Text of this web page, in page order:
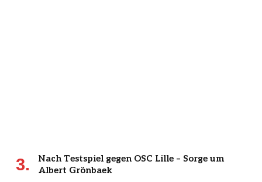
Nach Testspiel gegen OSC Lille – Sorge um
Albert Grönbaek